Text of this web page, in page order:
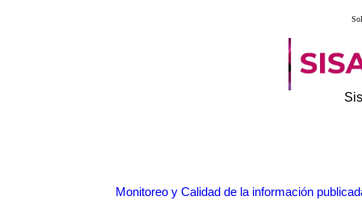
Monitoreo y Calidad de la información